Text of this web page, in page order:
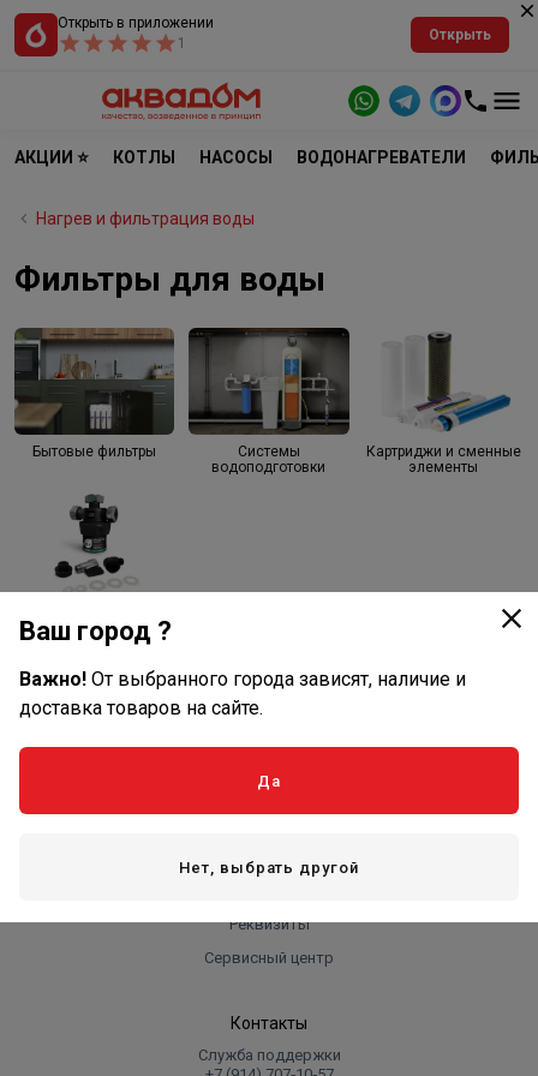
Открыть в приложении
1
Открыть
АКЦИИ ⭐ КОТЛЫ НАСОСЫ ВОДОНАГРЕВАТЕЛИ
Нагрев и фильтрация воды
Фильтры для воды
Бытовые фильтры
Системы
водоподготовки
Картриджи и сменные
элементы
фильтры
Оплата
Реквизиты
Сервисный центр
Контакты
Служба поддержки
Ваш город ?
Важно! От выбранного города зависят, наличие и
доставка товаров на сайте.
Да
Нет, выбрать другой